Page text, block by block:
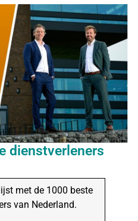
dienstverleners
met de 1000 beste
van Nederland.